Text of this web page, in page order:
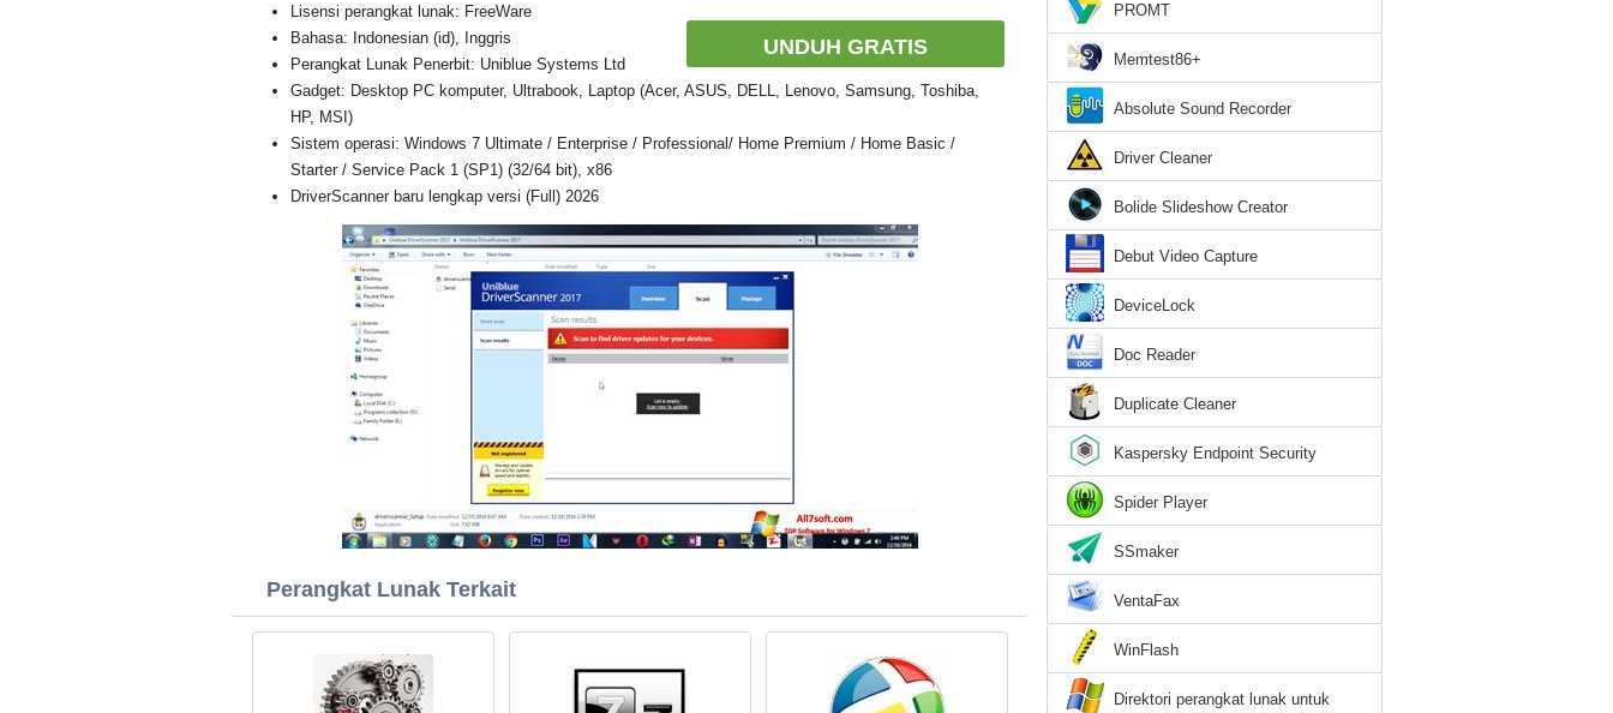
UNDUH GRATIS
Lisensi perangkat lunak: FreeWare
Bahasa: Indonesian (id), Inggris
Perangkat Lunak Penerbit: Uniblue Systems Ltd
Gadget: Desktop PC komputer, Ultrabook, Laptop (Acer, ASUS, DELL, Lenovo, Samsung, Toshiba,
HP, MSI)
Sistem operasi: Windows 7 Ultimate / Enterprise / Professional/ Home Premium / Home Basic /
Starter / Service Pack 1 (SP1) (32/64 bit), x86
DriverScanner baru lengkap versi (Full) 2026
Perangkat Lunak Terkait
PROMT
Memtest86+
Absolute Sound Recorder
Driver Cleaner
Bolide Slideshow Creator
Debut Video Capture
DeviceLock
Doc Reader
Duplicate Cleaner
Kaspersky Endpoint Security
Spider Player
SSmaker
VentaFax
WinFlash
Direktori perangkat lunak untuk